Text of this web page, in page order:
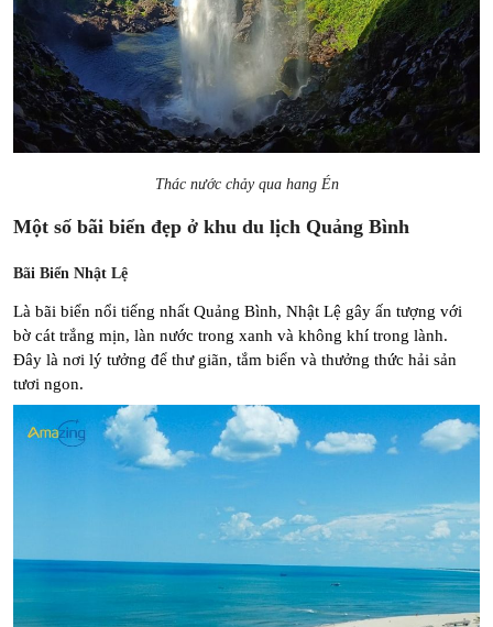
Thác nước chảy qua hang Én
Một số bãi biển đẹp ở khu du lịch Quảng Bình
Bãi Biển Nhật Lệ
Là bãi biển nổi tiếng nhất Quảng Bình, Nhật Lệ gây ấn tượng với
bờ cát trắng mịn, làn nước trong xanh và không khí trong lành.
Đây là nơi lý tưởng để thư giãn, tắm biển và thưởng thức hải sản
tươi ngon.